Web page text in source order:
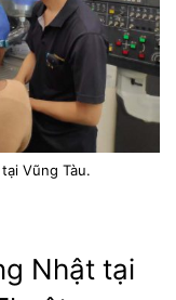
Nhật tại
Vũng Tàu.